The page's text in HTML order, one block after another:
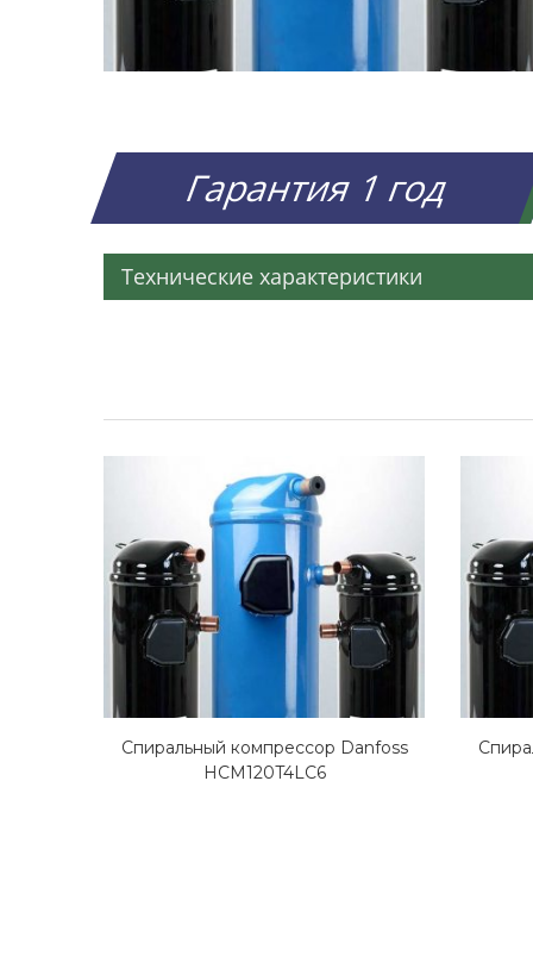
Гарантия 1 год
Технические характеристики
Спиральный компрессор Danfoss
HCM120T4LC6